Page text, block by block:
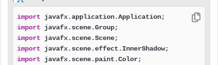
import
import
import
import
import